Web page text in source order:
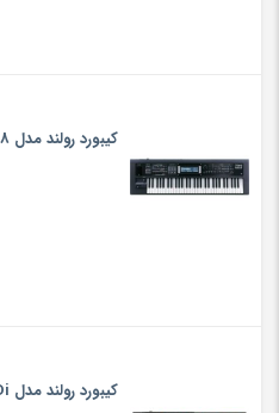
کیبورد رولند مدل GW-8
کیبورد رولند مدل JUNO-Di